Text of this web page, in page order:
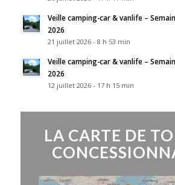
Veille camping-car & vanlife –
2026
21 juillet 2026 - 8 h 53 min
Veille camping-car & vanlife –
2026
12 juillet 2026 - 17 h 15 min
LA CARTE DE